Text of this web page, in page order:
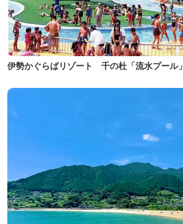
伊勢かぐらばリゾート 千の杜「流水プール」